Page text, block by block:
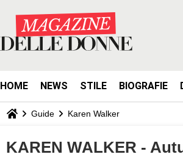
HOME NEWS STILE BIOGRAFIE
Guide Karen Walker
KAREN WALKER -